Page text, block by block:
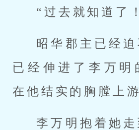
“过去就知道了
昭华郡主已经
已经伸进了李万明
在他结实的胸膛上游
李万明抱着她走